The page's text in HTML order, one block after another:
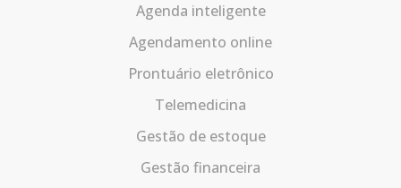
Agenda inteligente
Agendamento online
Prontuário eletrônico
Telemedicina
Gestão de estoque
Gestão financeira